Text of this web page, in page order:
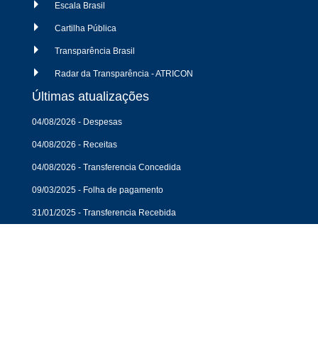
Escala Brasil
Cartilha Pública
Transparência Brasil
Radar da Transparência - ATRICON
Últimas atualizações
04/08/2026 - Despesas
04/08/2026 - Receitas
04/08/2026 - Transferencia Concedida
09/03/2025 - Folha de pagamento
31/01/2025 - Transferencia Recebida